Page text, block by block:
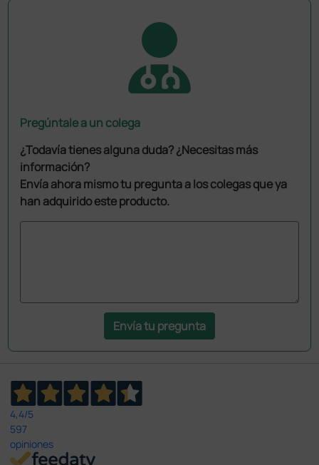
Pregúntale a un colega
¿Todavía tienes alguna duda? ¿Necesitas más
información?
Envía ahora mismo tu pregunta a los colegas que ya
han adquirido este producto.
Envía tu pregunta
4,4/5
597
opiniones